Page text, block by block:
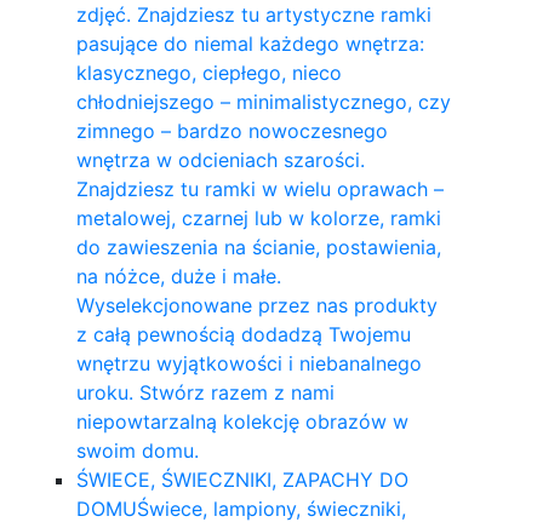
zdjęć. Znajdziesz tu artystyczne ramki
pasujące do niemal każdego wnętrza:
klasycznego, ciepłego, nieco
chłodniejszego – minimalistycznego, czy
zimnego – bardzo nowoczesnego
wnętrza w odcieniach szarości.
Znajdziesz tu ramki w wielu oprawach –
metalowej, czarnej lub w kolorze, ramki
do zawieszenia na ścianie, postawienia,
na nóżce, duże i małe.
Wyselekcjonowane przez nas produkty
z całą pewnością dodadzą Twojemu
wnętrzu wyjątkowości i niebanalnego
uroku. Stwórz razem z nami
niepowtarzalną kolekcję obrazów w
swoim domu.
ŚWIECE, ŚWIECZNIKI, ZAPACHY DO
DOMUŚwiece, lampiony, świeczniki,